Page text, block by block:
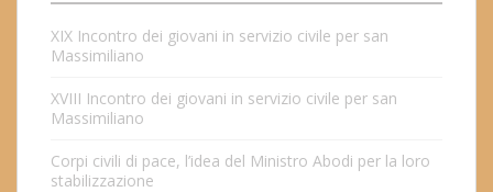
XIX Incontro dei giovani in servizio civile per san
Massimiliano
XVIII Incontro dei giovani in servizio civile per san
Massimiliano
Corpi civili di pace, l’idea del Ministro Abodi per la loro
stabilizzazione